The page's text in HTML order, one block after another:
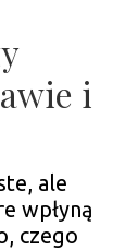
i
ale
wpłyną
czego